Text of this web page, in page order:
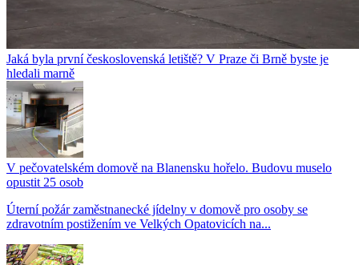
Jaká byla první československá letiště? V Praze či Brně byste je
hledali marně
V pečovatelském domově na Blanensku hořelo. Budovu muselo
opustit 25 osob
Úterní požár zaměstnanecké jídelny v domově pro osoby se
zdravotním postižením ve Velkých Opatovicích na...